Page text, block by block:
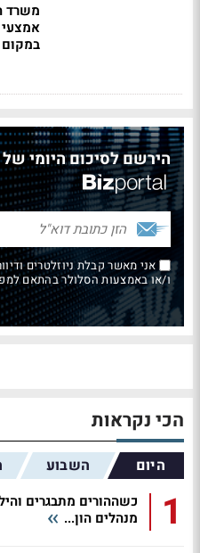
משרד
הירשם לסיכום היומי
אני מאשר קבלת ניוזלטרים
ו/או באמצעות הסלולר בהתאם למפורט בסעיף
הכי נקראות
היום השבוע
1
כשההורים מתבגרים
מנהלים הון...